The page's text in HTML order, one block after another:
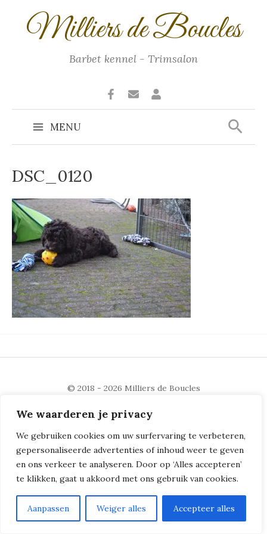
We waarderen je privacy
We gebruiken cookies om uw surfervaring te verbeteren,
gepersonaliseerde advertenties of inhoud weer te geven
en ons verkeer te analyseren. Door op ‘Alles accepteren’
te klikken, gaat u akkoord met ons gebruik van cookies.
Aanpassen Weiger alles Accepteer alles
Milliers de Boucles
Barbet kennel - Trimsalon
Main
Menu
MENU
DSC_0120
© 2018 - 2026 Milliers de Boucles